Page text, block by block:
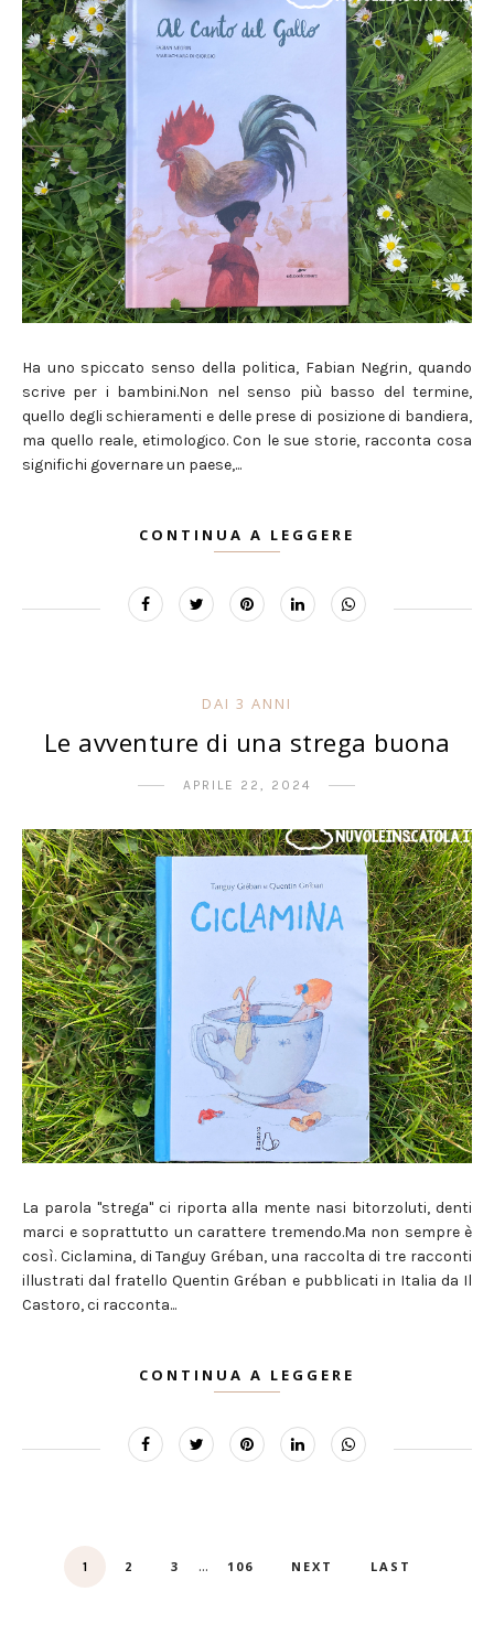
Ha uno spiccato senso della politica, Fabian Negrin, quando
scrive per i bambini.Non nel senso più basso del termine,
quello degli schieramenti e delle prese di posizione di bandiera,
ma quello reale, etimologico. Con le sue storie, racconta cosa
significhi governare un paese,...
CONTINUA A LEGGERE
DAI 3 ANNI
Le avventure di una strega buona
APRILE 22, 2024
La parola "strega" ci riporta alla mente nasi bitorzoluti, denti
marci e soprattutto un carattere tremendo.Ma non sempre è
così. Ciclamina, di Tanguy Gréban, una raccolta di tre racconti
illustrati dal fratello Quentin Gréban e pubblicati in Italia da Il
Castoro, ci racconta...
CONTINUA A LEGGERE
1 2 3 ... 106 NEXT LAST